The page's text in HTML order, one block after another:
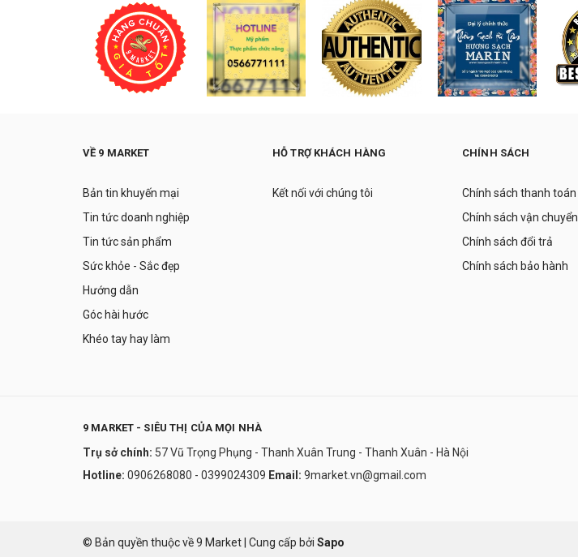
VỀ 9 MARKET
Bản tin khuyến mại
Tin tức doanh nghiệp
Tin tức sản phẩm
Sức khỏe - Sắc đẹp
Hướng dẫn
Góc hài hước
Khéo tay hay làm
HỖ TRỢ KHÁCH HÀNG
Kết nối với chúng tôi
CHÍNH SÁCH
Chính sách thanh toán
Chính sách vận chuyển
Chính sách đổi trả
Chính sách bảo hành
9 MARKET - SIÊU THỊ CỦA MỌI NHÀ
Trụ sở chính: 57 Vũ Trọng Phụng - Thanh Xuân Trung - Thanh Xuân - Hà Nội
Hotline: 0906268080 - 0399024309 Email: 9market.vn@gmail.com
© Bản quyền thuộc về 9 Market| Cung cấp bởi Sapo